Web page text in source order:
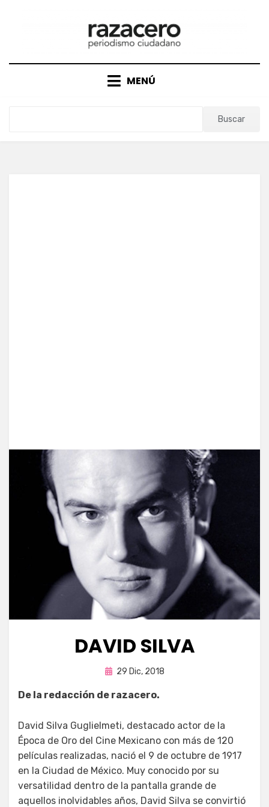
MENÚ
Buscar
DAVID SILVA
porEnrique
Publicada
29 Dic, 2018
De la redacción de razacero.
David Silva Guglielmeti, destacado actor de la
Época de Oro del Cine Mexicano con más de 120
películas realizadas, nació el 9 de octubre de 1917
en la Ciudad de México. Muy conocido por su
versatilidad dentro de la pantalla grande de
aquellos inolvidables años, David Silva se convirtió